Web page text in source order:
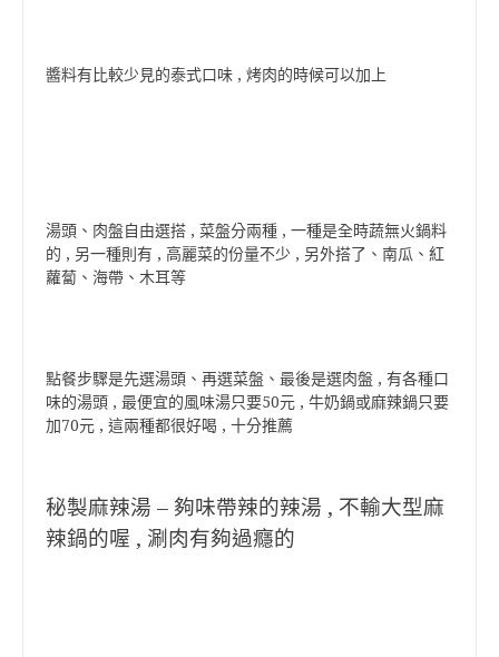
醬料有比較少見的泰式口味 , 烤肉的時候可以加上
湯頭、肉盤自由選搭 , 菜盤分兩種 , 一種是全時蔬無火鍋料
的 , 另一種則有 , 高麗菜的份量不少 , 另外搭了、南瓜、紅
蘿蔔、海帶、木耳等
點餐步驟是先選湯頭、再選菜盤、最後是選肉盤 , 有各種口
味的湯頭 , 最便宜的風味湯只要50元 , 牛奶鍋或麻辣鍋只要
加70元 , 這兩種都很好喝 , 十分推薦
秘製麻辣湯 – 夠味帶辣的辣湯 , 不輸大型麻
辣鍋的喔 , 涮肉有夠過癮的